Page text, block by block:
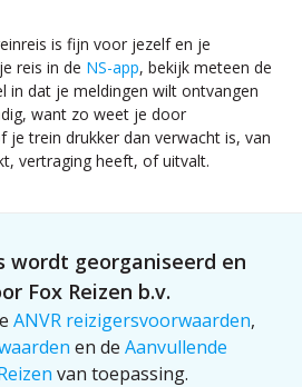
is fijn voor jezelf en je
reis in de NS-app, bekijk meteen de
in dat je meldingen wilt ontvangen
want zo weet je door
je trein drukker dan verwacht is, van
vertraging heeft, of uitvalt.
wordt georganiseerd en
Fox Reizen b.v.
ANVR reizigersvoorwaarden,
en de Aanvullende
van toepassing.